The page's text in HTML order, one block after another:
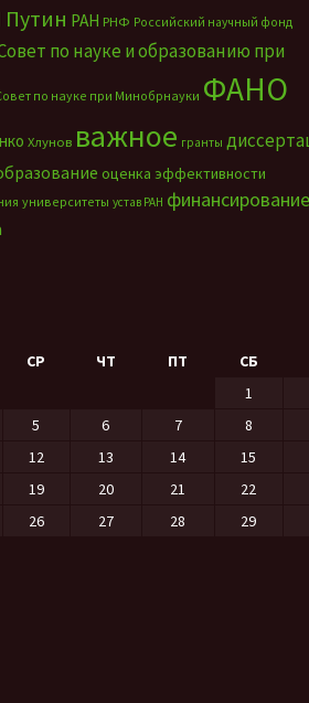
Путин РАН РНФ Российский научный фонд
по науке и образованию при
по науке при Минобрнауки ФАНО
Хлунов важное гранты
оценка эффективности
университеты устав РАН финансирование
СР ЧТ ПТ СБ
1
5 6 7
8
12 13 14
15
19 20 21
22
26 27 28
29